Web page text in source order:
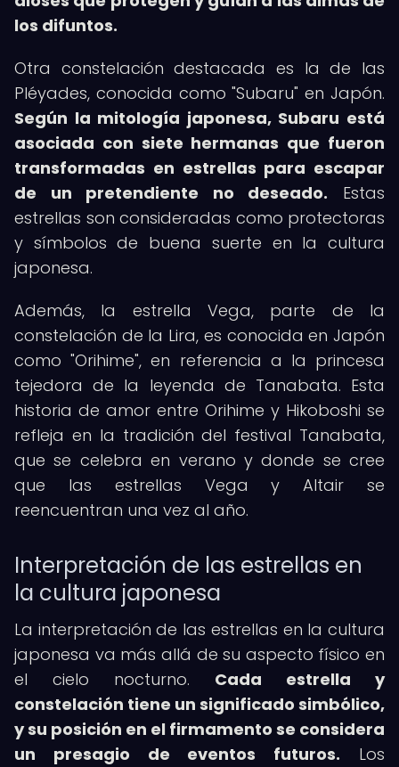
los difuntos.
Otra constelación destacada es la de las
Pléyades, conocida como "Subaru" en Japón.
Según la mitología japonesa, Subaru está
asociada con siete hermanas que fueron
transformadas en estrellas para escapar
de un pretendiente no deseado. Estas
estrellas son consideradas como protectoras
y símbolos de buena suerte en la cultura
japonesa.
Además, la estrella Vega, parte de la
constelación de la Lira, es conocida en Japón
como "Orihime", en referencia a la princesa
tejedora de la leyenda de Tanabata. Esta
historia de amor entre Orihime y Hikoboshi se
refleja en la tradición del festival Tanabata,
que se celebra en verano y donde se cree
que las estrellas Vega y Altair se
reencuentran una vez al año.
Interpretación de las estrellas en
la cultura japonesa
La interpretación de las estrellas en la cultura
japonesa va más allá de su aspecto físico en
el cielo nocturno. Cada estrella y
constelación tiene un significado simbólico,
y su posición en el firmamento se considera
un presagio de eventos futuros. Los